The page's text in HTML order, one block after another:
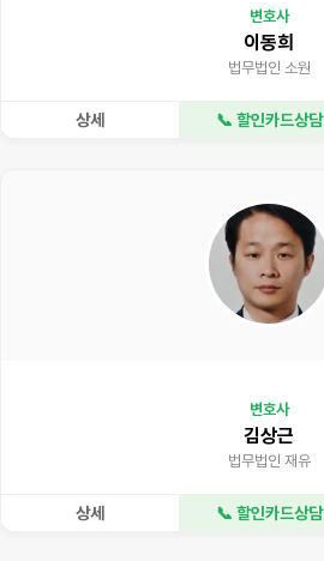
변호사
이동희
법무법인 소원
상세 📞 할인카드상담
변호사
김상근
법무법인 재유
상세 📞 할인카드상담